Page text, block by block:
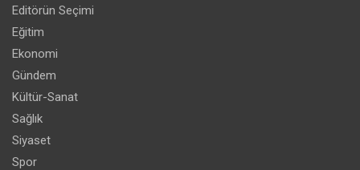
Editörün Seçimi
Eğitim
Ekonomi
Gündem
Kültür-Sanat
Sağlık
Siyaset
Spor